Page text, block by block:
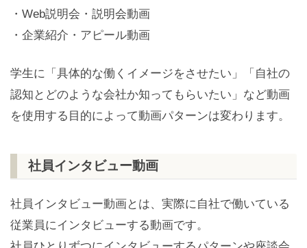
・Web説明会・説明会動画
・企業紹介・アピール動画
学生に「具体的な働くイメージをさせたい」「自社の
認知とどのような会社か知ってもらいたい」など動画
を使用する目的によって動画パターンは変わります。
社員インタビュー動画
社員インタビュー動画とは、実際に自社で働いている
従業員にインタビューする動画です。